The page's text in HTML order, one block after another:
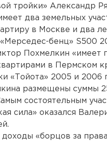
тройки» Александр
два земельных
в Москве и два
бенц» S500
Похмелкин «имеет
в Пермском
«Тойота» 2005 и 2006
размещены суммы
состоятельным
сила» оказался
«борцов за